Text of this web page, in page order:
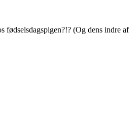
fødselsdagspigen?!? (Og dens indre af